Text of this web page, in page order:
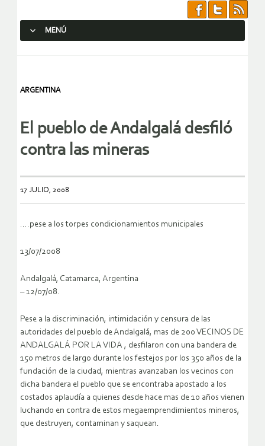
MENÚ
ARGENTINA
El pueblo de Andalgalá desfiló
contra las mineras
17 JULIO, 2008
….pese a los torpes condicionamientos municipales
13/07/2008
Andalgalá, Catamarca, Argentina
– 12/07/08.
Pese a la discriminación, intimidación y censura de las
autoridades del pueblo de Andalgalá, mas de 200 VECINOS DE
ANDALGALÁ POR LA VIDA , desfilaron con una bandera de
150 metros de largo durante los festejos por los 350 años de la
fundación de la ciudad, mientras avanzaban los vecinos con
dicha bandera el pueblo que se encontraba apostado a los
costados aplaudía a quienes desde hace mas de 10 años vienen
luchando en contra de estos megaemprendimientos mineros,
que destruyen, contaminan y saquean.